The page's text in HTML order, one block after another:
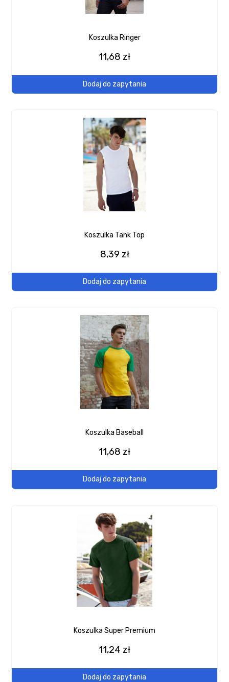
Koszulka Ringer
11,68 zł
Dodaj do zapytania
Koszulka Tank Top
8,39 zł
Dodaj do zapytania
Koszulka Baseball
11,68 zł
Dodaj do zapytania
Koszulka Super Premium
11,24 zł
Dodaj do zapytania